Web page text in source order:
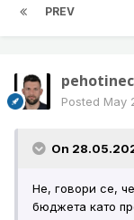
PREV
Posted May
On
Не, говори се,
бюджета като